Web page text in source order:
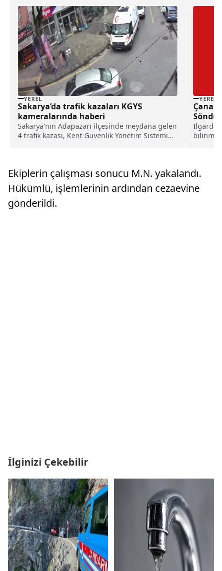
YEREL
Sakarya’da trafik kazaları KGYS
kameralarında haberi
Sakarya'nın Adapazarı ilçesinde meydana gelen
4 trafik kazası, Kent Güvenlik Yönetim Sistemi
otomobilin...
YEREL
Ekiplerin çalışması sonucu M.N. yakalandı.
Hükümlü, işlemlerinin ardından cezaevine
gönderildi.
İlginizi Çekebilir